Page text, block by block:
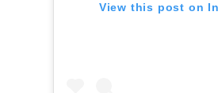
View this post on